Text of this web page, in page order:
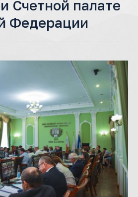
Счетной палате
Федерации